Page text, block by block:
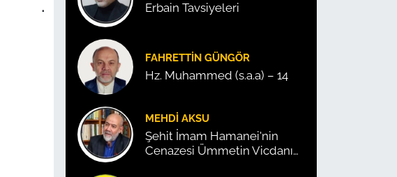
.
Erbain Tavsiyeleri
FAHRETTIN GÜNGÖR
Hz. Muhammed (s.a.a) – 14
MEHDI AKSU
Şehit İmam Hamanei'nin
Cenazesi Ümmetin Vicdanını